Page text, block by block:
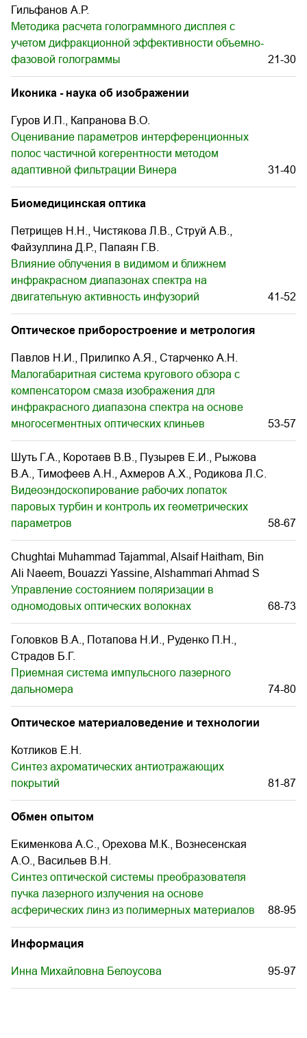
Гильфанов А.Р.
Методика расчета голограммного дисплея с
учетом дифракционной эффективности объемно-
фазовой голограммы
21-30
Иконика - наука об изображении
Гуров И.П., Капранова В.О.
Оценивание параметров интерференционных
полос частичной когерентности методом
адаптивной фильтрации Винера
31-40
Биомедицинская оптика
Петрищев Н.Н., Чистякова Л.В., Струй А.В.,
Файзуллина Д.Р., Папаян Г.В.
Влияние облучения в видимом и ближнем
инфракрасном диапазонах спектра на
двигательную активность инфузорий
41-52
Оптическое приборостроение и метрология
Павлов Н.И., Прилипко А.Я., Старченко А.Н.
Малогабаритная система кругового обзора с
компенсатором смаза изображения для
инфракрасного диапазона спектра на основе
многосегментных оптических клиньев
53-57
Шуть Г.A., Коротаев В.В., Пузырев Е.И., Рыжова
В.А., Тимофеев А.Н., Ахмеров А.Х., Родикова Л.С.
Видеоэндоскопирование рабочих лопаток
паровых турбин и контроль их геометрических
параметров
58-67
Chughtai Muhammad Tajammal, Alsaif Haitham, Bin
Ali Naeem, Bouazzi Yassine, Alshammari Ahmad S
Управление состоянием поляризации в
одномодовых оптических волокнах
68-73
Головков В.А., Потапова Н.И., Руденко П.Н.,
Страдов Б.Г.
Приемная система импульсного лазерного
дальномера
74-80
Оптическое материаловедение и технологии
Котликов Е.Н.
Синтез ахроматических антиотражающих
покрытий
81-87
Обмен опытом
Екименкова А.С., Орехова M.К., Вознесенская
А.О., Васильев В.Н.
Синтез оптической системы преобразователя
пучка лазерного излучения на основе
асферических линз из полимерных материалов
88-95
Информация
Инна Михайловна Белоусова 95-97